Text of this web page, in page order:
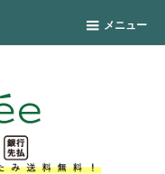
メニュー